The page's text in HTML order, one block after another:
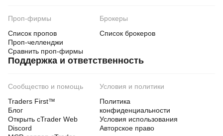
Проп-фирмы
Список пропов
Проп-челленджи
Сравнить проп-фирмы
Брокеры
Список брокеров
Поддержка и ответственность
Сообщество и помощь
Traders First™
Блог
Открыть cTrader Web
Discord
Условия и политики
Политика
конфиденциальности
Условия использования
Авторское право